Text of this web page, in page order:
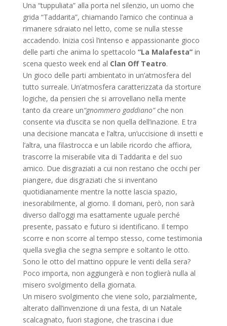
Una “tuppuliata” alla porta nel silenzio, un uomo che
grida “Taddarita”, chiamando l’amico che continua a
rimanere sdraiato nel letto, come se nulla stesse
accadendo. Inizia così l’intenso e appassionante gioco
delle parti che anima lo spettacolo “La Malafesta”in
scena questo week end al Clan Off Teatro.
Un gioco delle parti ambientato in un’atmosfera del
tutto surreale. Un’atmosfera caratterizzata da storture
logiche, da pensieri che si arrovellano nella mente
tanto da creare un“gnommero gaddiano”che non
consente via d’uscita se non quella dell’inazione. E tra
una decisione mancata e l’altra, un’uccisione di insetti e
l’altra, una filastrocca e un labile ricordo che affiora,
trascorre la miserabile vita di Taddarita e del suo
amico. Due disgraziati a cui non restano che occhi per
piangere, due disgraziati che si inventano
quotidianamente mentre la notte lascia spazio,
inesorabilmente, al giorno. Il domani, però, non sarà
diverso dall’oggi ma esattamente uguale perché
presente, passato e futuro si identificano. Il tempo
scorre e non scorre al tempo stesso, come testimonia
quella sveglia che segna sempre e soltanto le otto.
Sono le otto del mattino oppure le venti della sera?
Poco importa, non aggiungerà e non toglierà nulla al
misero svolgimento della giornata.
Un misero svolgimento che viene solo, parzialmente,
alterato dall’invenzione di una festa, di un Natale
scalcagnato, fuori stagione, che trascina i due